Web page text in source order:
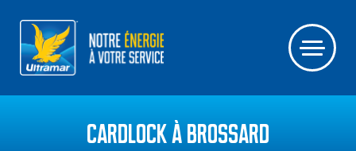
CARDLOCK À BROSSARD